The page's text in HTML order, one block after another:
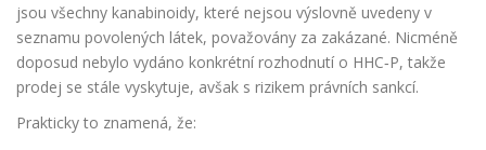
jsou všechny kanabinoidy, které nejsou výslovně uvedeny v
seznamu povolených látek, považovány za zakázané. Nicméně
doposud nebylo vydáno konkrétní rozhodnutí o HHC‑P, takže
prodej se stále vyskytuje, avšak s rizikem právních sankcí.
Prakticky to znamená, že: